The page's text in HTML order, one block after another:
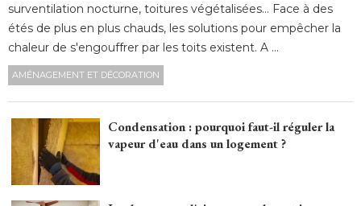
surventilation nocturne, toitures végétalisées… Face à des
étés de plus en plus chauds, les solutions pour empêcher la
chaleur de s'engouffrer par les toits existent. A ...
AMÉNAGEMENT ET DÉCORATION
Condensation : pourquoi faut-il réguler la
vapeur d'eau dans un logement ?